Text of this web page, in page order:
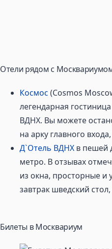
Отели рядом с
Космос (Cosmos
легендарная
ВДНХ. Вы можете
на арку главного
Д`Отель ВДНХ в пешей
метро. В отзывах
из окна, просторные
завтрак шведский
Билеты в Москвариум